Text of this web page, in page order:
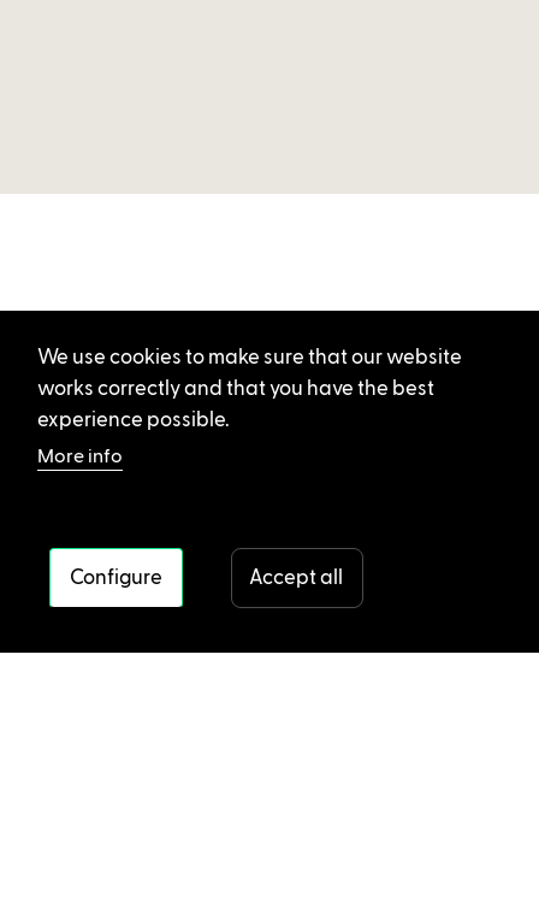
We use cookies to make sure that our website
works correctly and that you have the best
experience possible.
More info
Configure Accept all